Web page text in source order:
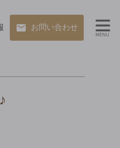
お問い合わせ
MENU